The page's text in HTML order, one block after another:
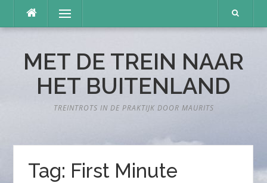
inhoud
Menu
MET DE TREIN NAAR
HET BUITENLAND
TREINTROTS IN DE PRAKTIJK DOOR MAURITS
Tag: First Minute